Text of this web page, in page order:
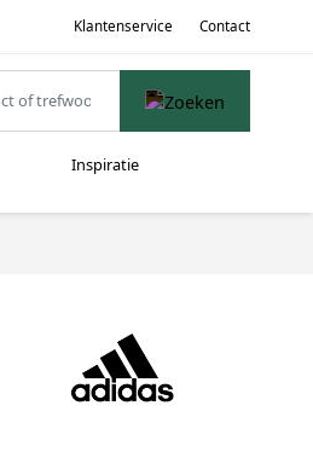
Klantenservice Contact
Inspiratie